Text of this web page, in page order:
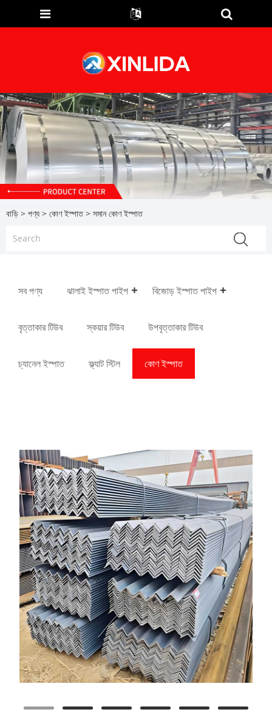
বাড়ি > পণ্য > কোণ ইস্পাত> সমান কোণ ইস্পাত
সব পণ্য ঝালাই ইস্পাত পাইপ বিজোড় ইস্পাত পাইপ
বৃত্তাকার টিউব স্কয়ার টিউব উপবৃত্তাকার টিউব
চ্যানেল ইস্পাত ফ্ল্যাট স্টিল কোণ ইস্পাত